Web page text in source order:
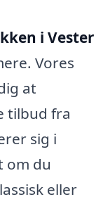
i Vester
Vores
at
tilbud fra
sig i
om du
eller